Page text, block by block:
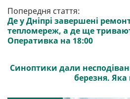
Попередня стаття:
Де у Дніпрі завершені
тепломереж, а де ще
Оперативка на 18:00
Синоптики дали
березня. Яка